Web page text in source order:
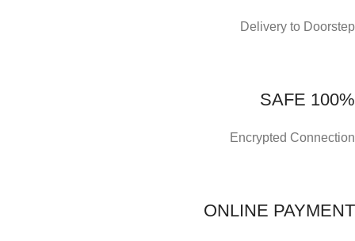
ONLINE PAYMENT
100% SAFE
Encrypted Connection
Delivery to Doorstep